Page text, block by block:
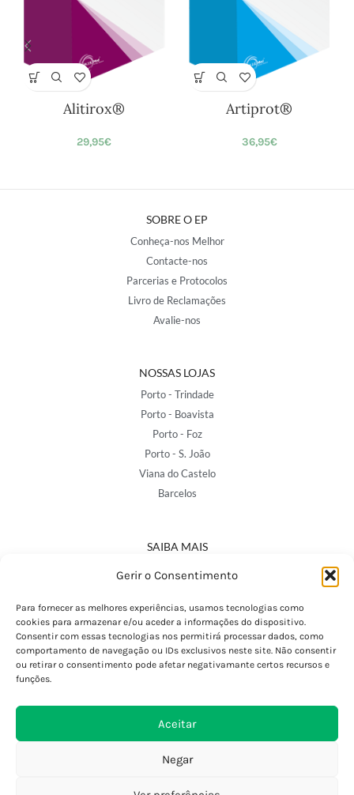
Gerir o Consentimento
Para fornecer as melhores experiências, usamos tecnologias como
cookies para armazenar e/ou aceder a informações do dispositivo.
Consentir com essas tecnologias nos permitirá processar dados, como
comportamento de navegação ou IDs exclusivos neste site. Não consentir
ou retirar o consentimento pode afetar negativamante certos recursos e
funções.
Aceitar
Negar
Alitirox®
29,95€
Artiprot®
36,95€
SOBRE O EP
Conheça-nos Melhor
Contacte-nos
Parcerias e Protocolos
Livro de Reclamações
Avalie-nos
NOSSAS LOJAS
Porto - Trindade
Porto - Boavista
Porto - Foz
Porto - S. João
Viana do Castelo
Barcelos
SAIBA MAIS
Política de Privacidade
Termos e Condições
Perguntas Frequentes
Custos de Envio
Encomendas Internacionais
Devoluções e Trocas